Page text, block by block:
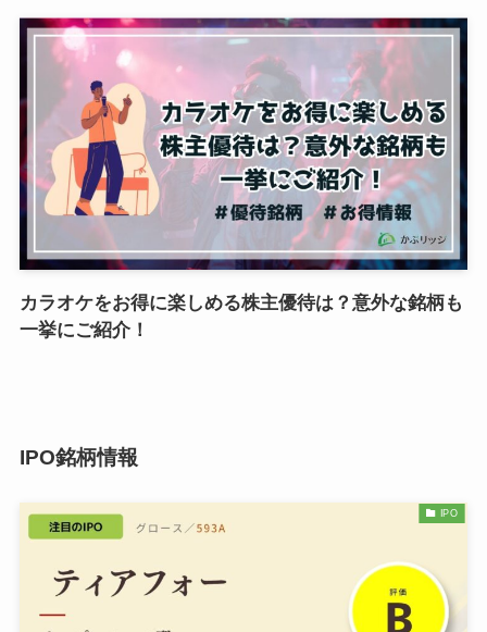
カラオケをお得に楽しめる株主優待は？意外な銘柄も
一挙にご紹介！
IPO銘柄情報
IPO